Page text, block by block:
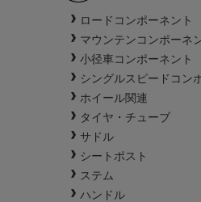
ロードコンポーネント
マウンテンコンポーネ
小径車コンポーネント
シングルスピードコン
ホイール関連
タイヤ・チューブ
サドル
シートポスト
ステム
ハンドル